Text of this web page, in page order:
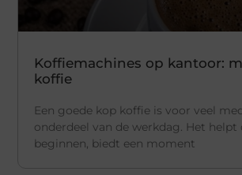
Koffiemachines op kantoor:
koffie
Een goede kop koffie is voor veel
onderdeel van de werkdag. Het
beginnen, biedt een moment